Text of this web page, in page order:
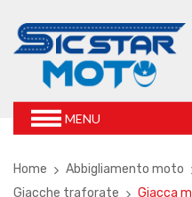
MENU
Home Abbigliamento moto
Giacche traforate
Giacca